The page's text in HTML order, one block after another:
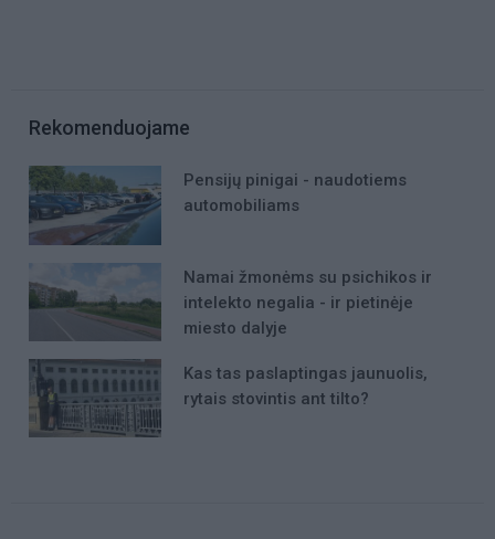
Rekomenduojame
Pensijų pinigai - naudotiems
automobiliams
Namai žmonėms su psichikos ir
intelekto negalia - ir pietinėje
miesto dalyje
Kas tas paslaptingas jaunuolis,
rytais stovintis ant tilto?